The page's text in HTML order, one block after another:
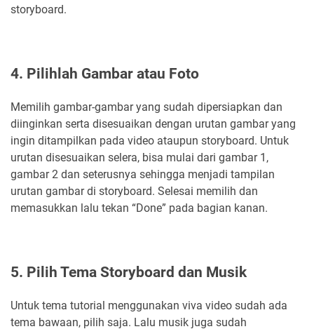
storyboard.
4. Pilihlah Gambar atau Foto
Memilih gambar-gambar yang sudah dipersiapkan dan
diinginkan serta disesuaikan dengan urutan gambar yang
ingin ditampilkan pada video ataupun storyboard. Untuk
urutan disesuaikan selera, bisa mulai dari gambar 1,
gambar 2 dan seterusnya sehingga menjadi tampilan
urutan gambar di storyboard. Selesai memilih dan
memasukkan lalu tekan “Done” pada bagian kanan.
5. Pilih Tema Storyboard dan Musik
Untuk tema tutorial menggunakan viva video sudah ada
tema bawaan, pilih saja. Lalu musik juga sudah